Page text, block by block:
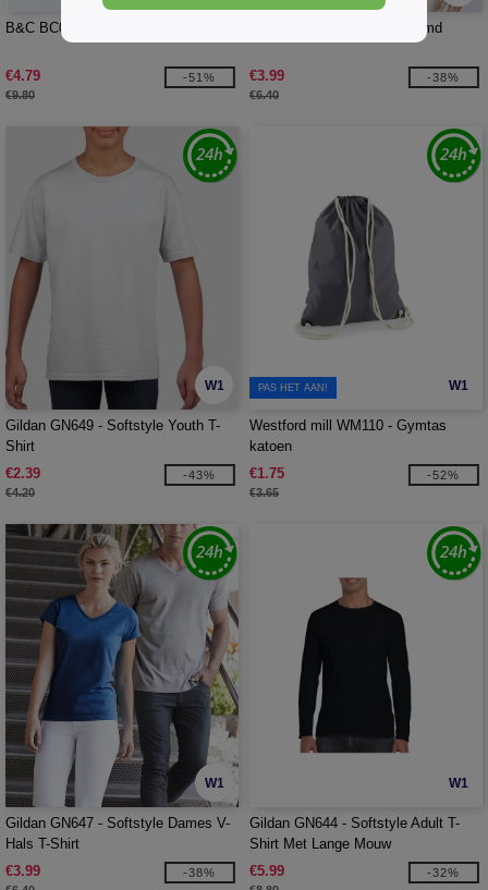
B&C BC05T - #E150 Heren LSL
€4.79
€9.80
-51%
Gildan GN643 - Tanktop Hemd
€3.99
€6.40
-38%
W1
Gildan GN649 - Softstyle Youth T-
Shirt
€2.39
€4.20
-43%
W1
PAS HET AAN!
Westford mill WM110 - Gymtas
katoen
€1.75
€3.65
-52%
W1
Gildan GN647 - Softstyle Dames V-
Hals T-Shirt
€3.99
-38%
W1
Gildan GN644 - Softstyle Adult T-
Shirt Met Lange Mouw
€5.99
-32%